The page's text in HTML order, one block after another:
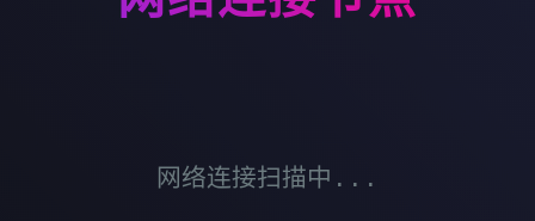
网络连接扫描中...